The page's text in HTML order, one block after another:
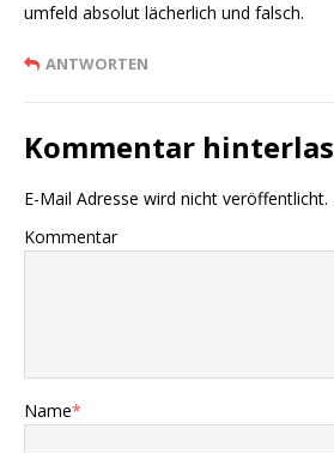
umfeld absolut lächerlich und falsch.
ANTWORTEN
Kommentar
E-Mail Adresse wird nicht veröffentlicht.
Kommentar
Name*